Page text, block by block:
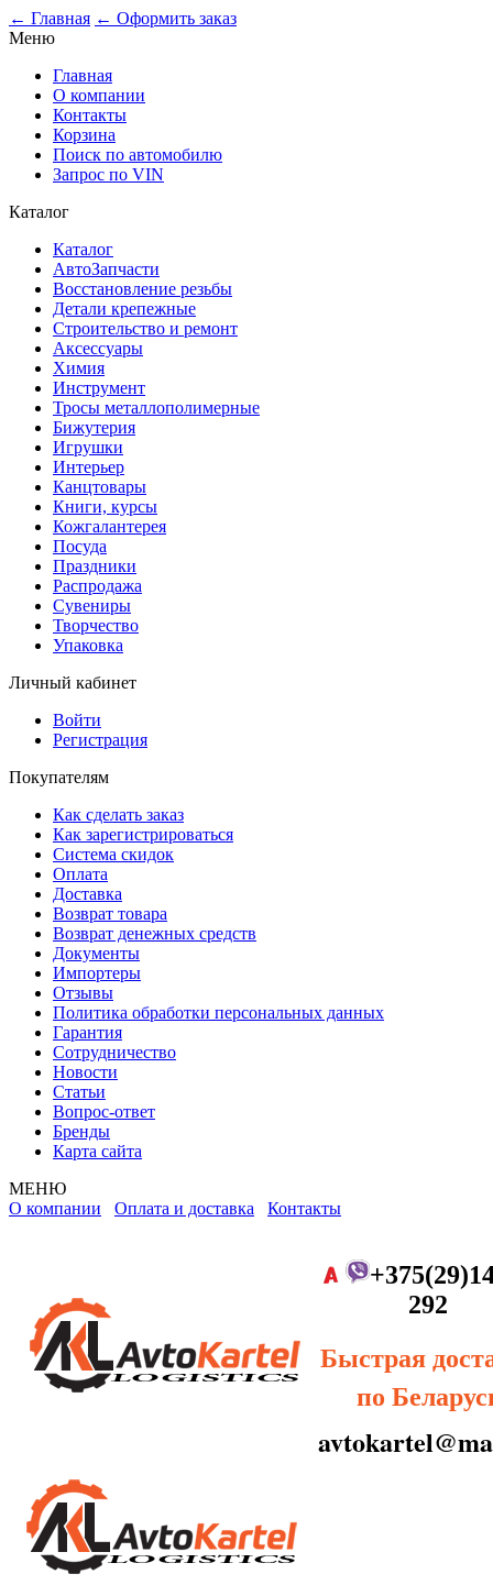
← Главная ← Оформить заказ
Меню
Главная
О компании
Контакты
Корзина
Поиск по автомобилю
Запрос по VIN
Каталог
Каталог
АвтоЗапчасти
Восстановление резьбы
Детали крепежные
Строительство и ремонт
Аксессуары
Химия
Инструмент
Тросы металлополимерные
Бижутерия
Игрушки
Интерьер
Канцтовары
Книги, курсы
Кожгалантерея
Посуда
Праздники
Распродажа
Сувениры
Творчество
Упаковка
Личный кабинет
Войти
Регистрация
Покупателям
Как сделать заказ
Как зарегистрироваться
Система скидок
Оплата
Доставка
Возврат товара
Возврат денежных средств
Документы
Импортеры
Отзывы
Политика обработки персональных данных
Гарантия
Сотрудничество
Новости
Статьи
Вопрос-ответ
Бренды
Карта сайта
МЕНЮ
О компании Оплата и доставка Контакты
292
Быстрая
по